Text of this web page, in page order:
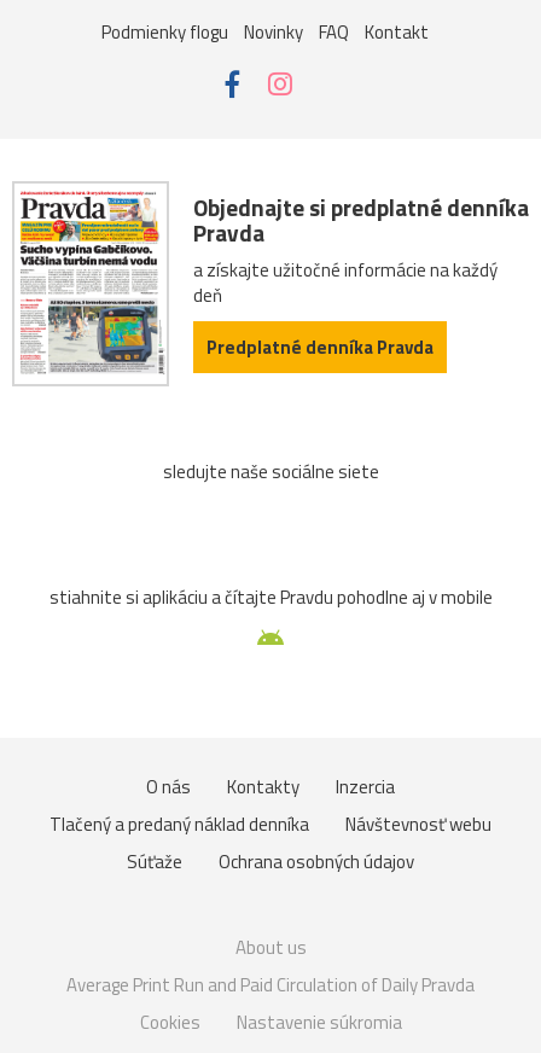
Podmienky flogu Novinky FAQ Kontakt
Objednajte si predplatné denníka
Pravda
a získajte užitočné informácie na každý
deň
Predplatné denníka Pravda
sledujte naše sociálne siete
stiahnite si aplikáciu a čítajte Pravdu pohodlne aj v mobile
O nás Kontakty
Inzercia
Tlačený a predaný náklad denníka
Návštevnosť webu
Súťaže
Ochrana osobných údajov
About us
Average Print Run and Paid Circulation of Daily Pravda
Cookies
Nastavenie súkromia